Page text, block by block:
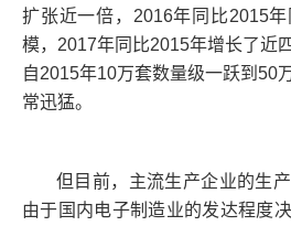
扩张近一倍，2016年同比2015
模，2017年同比2015年增长了近
自2015年10万套数量级一跃到50
常迅猛。
但目前，主流生产企业的生产
由于国内电子制造业的发达程度